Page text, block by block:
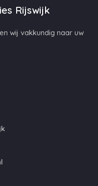
Rijswijk
wij vakkundig naar uw